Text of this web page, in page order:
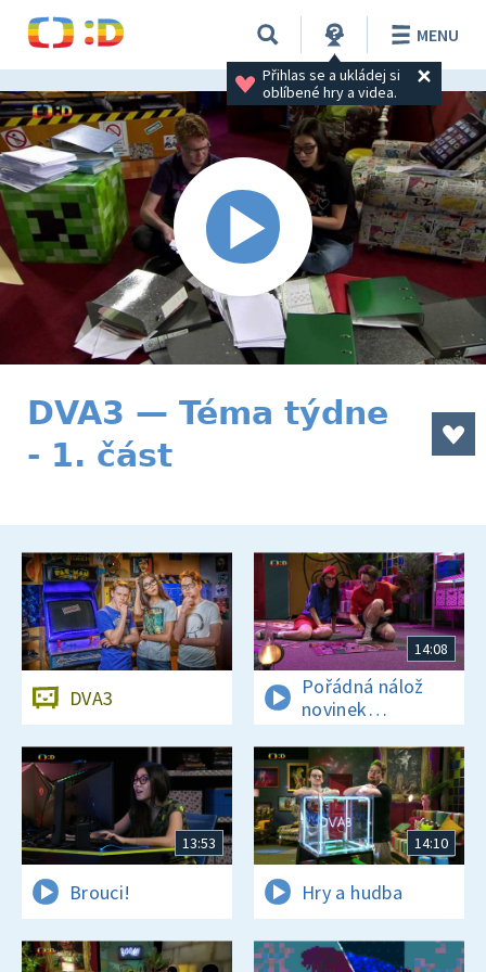
Přihlas se a ukládej si
oblíbené hry a videa.
MENU
DVA3 — Téma týdne
- 1. část
DVA3
14:08
Pořádná nálož
novinek
a zajímavostí
13:53
Brouci!
14:10
Hry a hudba